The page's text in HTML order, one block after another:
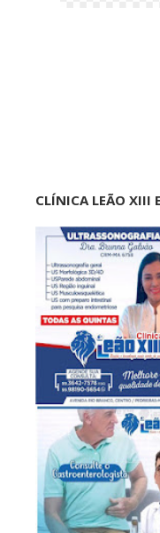
CLÍNICA LEÃO XIII